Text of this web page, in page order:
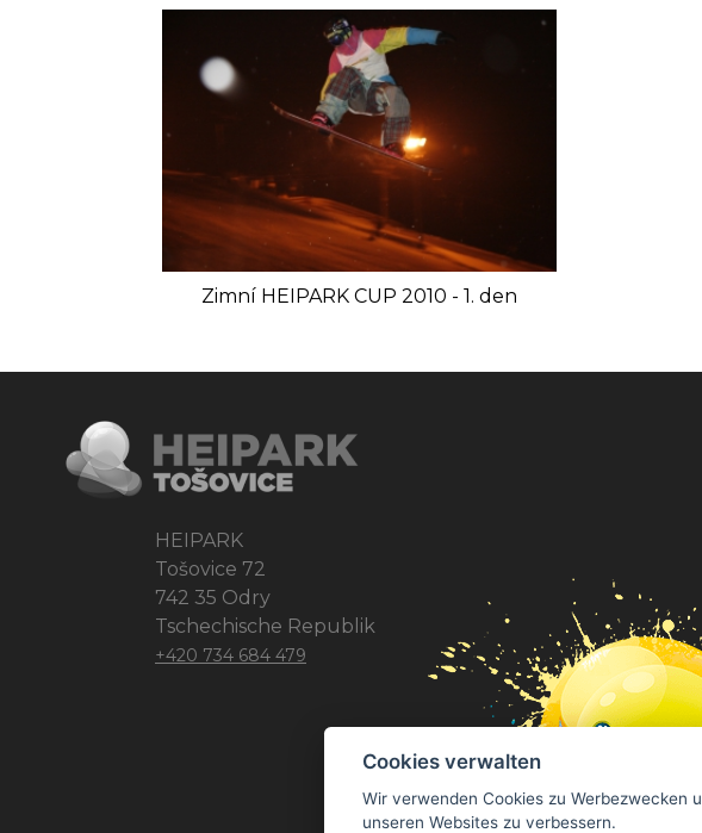
Zimní HEIPARK CUP 2010 - 1. den
HEIPARK
Tošovice 72
742 35 Odry
Tschechische Republik
+420 734 684 479
Cookies verwalten
Wir verwenden Cookies zu Werbezwecken
unseren Websites zu verbessern.